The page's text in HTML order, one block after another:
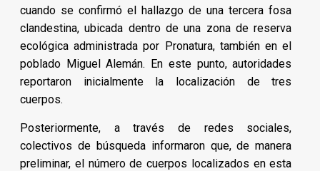
cuando se confirmó el hallazgo de una tercera fosa
clandestina, ubicada dentro de una zona de reserva
ecológica administrada por Pronatura, también en el
poblado Miguel Alemán. En este punto, autoridades
reportaron inicialmente la localización de tres
cuerpos.
Posteriormente, a través de redes sociales,
colectivos de búsqueda informaron que, de manera
preliminar, el número de cuerpos localizados en esta